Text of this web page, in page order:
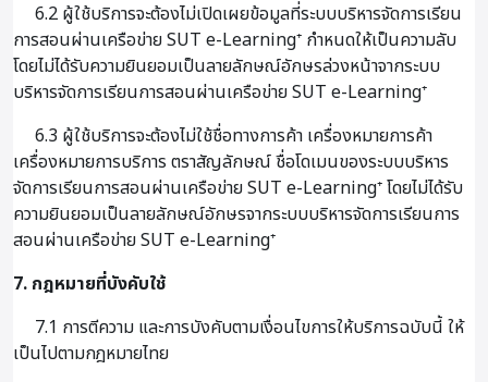
6.2 ผู้ใช้บริการจะต้องไม่เปิดเผยข้อมูลที่ระบบบริหารจัดการเรียน
การสอนผ่านเครือข่าย SUT e-Learning⁺ กำหนดให้เป็นความลับ
โดยไม่ได้รับความยินยอมเป็นลายลักษณ์อักษรล่วงหน้าจากระบบ
บริหารจัดการเรียนการสอนผ่านเครือข่าย SUT e-Learning⁺
6.3 ผู้ใช้บริการจะต้องไม่ใช้ชื่อทางการค้า เครื่องหมายการค้า
เครื่องหมายการบริการ ตราสัญลักษณ์ ชื่อโดเมนของระบบบริหาร
จัดการเรียนการสอนผ่านเครือข่าย SUT e-Learning⁺ โดยไม่ได้รับ
ความยินยอมเป็นลายลักษณ์อักษรจากระบบบริหารจัดการเรียนการ
สอนผ่านเครือข่าย SUT e-Learning⁺
7. กฎหมายที่บังคับใช้
7.1 การตีความ และการบังคับตามเงื่อนไขการให้บริการฉบับนี้ ให้
เป็นไปตามกฎหมายไทย